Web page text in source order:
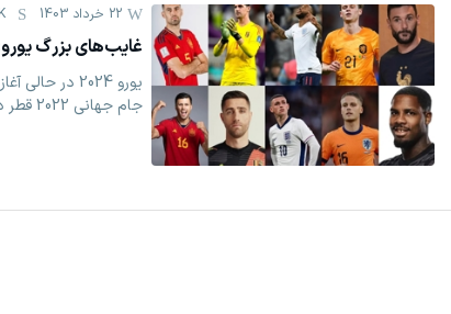
22 خرداد 1403
غایب‌های بزرگ
یورو 2024 در
‏جام جهانی 2022 قطر در آن به میدان نخواهند رفت. ‏